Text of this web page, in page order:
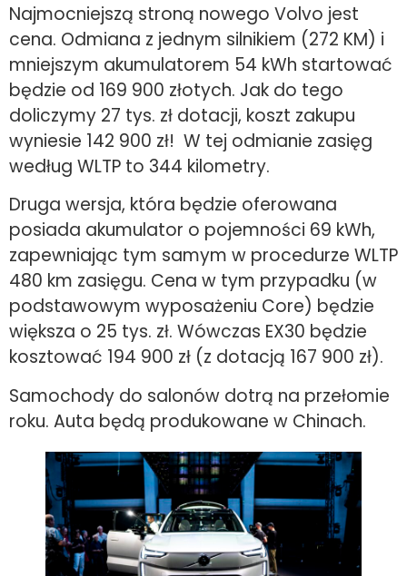
Najmocniejszą stroną nowego Volvo jest
cena. Odmiana z jednym silnikiem (272 KM) i
mniejszym akumulatorem 54 kWh startować
będzie od 169 900 złotych. Jak do tego
doliczymy 27 tys. zł dotacji, koszt zakupu
wyniesie 142 900 zł! W tej odmianie zasięg
według WLTP to 344 kilometry.
Druga wersja, która będzie oferowana
posiada akumulator o pojemności 69 kWh,
zapewniając tym samym w procedurze WLTP
480 km zasięgu. Cena w tym przypadku (w
podstawowym wyposażeniu Core) będzie
większa o 25 tys. zł. Wówczas EX30 będzie
kosztować 194 900 zł (z dotacją 167 900 zł).
Samochody do salonów dotrą na przełomie
roku. Auta będą produkowane w Chinach.